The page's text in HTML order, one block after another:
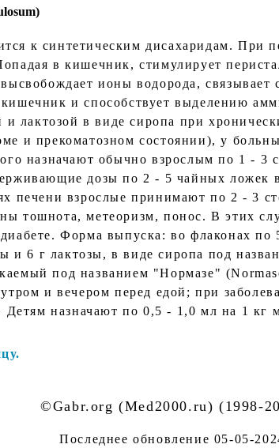
к синтетическим дисахаридам. При
в кишечник, стимулирует
ионы водорода,
и способствует выделению
и лактозой в виде сиропа при
и прекоматозном состоянии), у
назначают обычно взрослым по 1 - 3
дозы по 2 - 5 чайных ложек
печени взрослые принимают по 2 - 3
тошнота, метеоризм, понос. В этих
Форма выпуска: во флаконах
и 6 г лактозы, в виде сиропа под
под названием "Нормазе"
и вечером перед едой; при
Детям назначают по 0,5 - 1,0 мл на 1 кг
©Gabr.org (Med2000.ru) (1998-
Последнее обновление 05-05-